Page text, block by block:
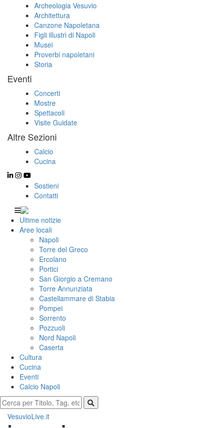
Archeologia Vesuvio
Architettura
Canzone Napoletana
Figli illustri di Napoli
Musei
Proverbi napoletani
Storia
Eventi
Concerti
Mostre
Spettacoli
Visite Guidate
Altre Sezioni
Calcio
Cucina
Sostieni
Contatti
Ultime notizie
Aree locali
Napoli
Torre del Greco
Ercolano
Portici
San Giorgio a Cremano
Torre Annunziata
Castellammare di Stabia
Pompei
Sorrento
Pozzuoli
Nord Napoli
Caserta
Cultura
Cucina
Eventi
Calcio Napoli
VesuvioLive.it